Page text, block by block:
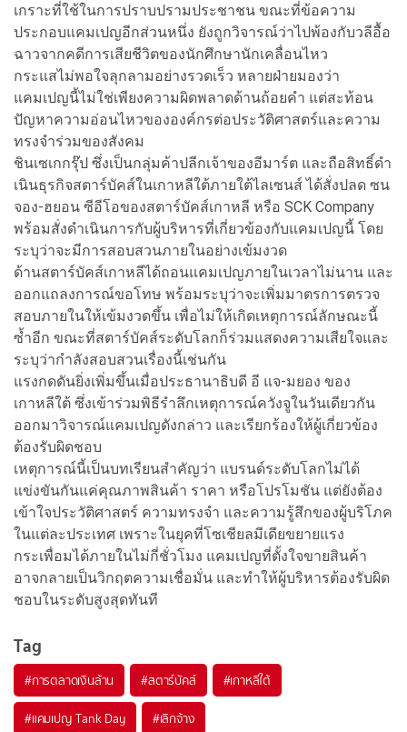
เกราะที่ใช้ในการปราบปรามประชาชน ขณะที่ข้อความ
ประกอบแคมเปญอีกส่วนหนึ่ง ยังถูกวิจารณ์ว่าไปพ้องกับวลีอื้อ
ฉาวจากคดีการเสียชีวิตของนักศึกษานักเคลื่อนไหว
กระแสไม่พอใจลุกลามอย่างรวดเร็ว หลายฝ่ายมองว่า
แคมเปญนี้ไม่ใช่เพียงความผิดพลาดด้านถ้อยคำ แต่สะท้อน
ปัญหาความอ่อนไหวขององค์กรต่อประวัติศาสตร์และความ
ทรงจำร่วมของสังคม
ชินเซเกกรุ๊ป ซึ่งเป็นกลุ่มค้าปลีกเจ้าของอีมาร์ต และถือสิทธิ์ดำ
เนินธุรกิจสตาร์บัคส์ในเกาหลีใต้ภายใต้ไลเซนส์ ได้สั่งปลด ซน
จอง-ฮยอน ซีอีโอของสตาร์บัคส์เกาหลี หรือ SCK Company
พร้อมสั่งดำเนินการกับผู้บริหารที่เกี่ยวข้องกับแคมเปญนี้ โดย
ระบุว่าจะมีการสอบสวนภายในอย่างเข้มงวด
ด้านสตาร์บัคส์เกาหลีได้ถอนแคมเปญภายในเวลาไม่นาน และ
ออกแถลงการณ์ขอโทษ พร้อมระบุว่าจะเพิ่มมาตรการตรวจ
สอบภายในให้เข้มงวดขึ้น เพื่อไม่ให้เกิดเหตุการณ์ลักษณะนี้
ซ้ำอีก ขณะที่สตาร์บัคส์ระดับโลกก็ร่วมแสดงความเสียใจและ
ระบุว่ากำลังสอบสวนเรื่องนี้เช่นกัน
แรงกดดันยิ่งเพิ่มขึ้นเมื่อประธานาธิบดี อี แจ-มยอง ของ
เกาหลีใต้ ซึ่งเข้าร่วมพิธีรำลึกเหตุการณ์ควังจูในวันเดียวกัน
ออกมาวิจารณ์แคมเปญดังกล่าว และเรียกร้องให้ผู้เกี่ยวข้อง
ต้องรับผิดชอบ
เหตุการณ์นี้เป็นบทเรียนสำคัญว่า แบรนด์ระดับโลกไม่ได้
แข่งขันกันแค่คุณภาพสินค้า ราคา หรือโปรโมชัน แต่ยังต้อง
เข้าใจประวัติศาสตร์ ความทรงจำ และความรู้สึกของผู้บริโภค
ในแต่ละประเทศ เพราะในยุคที่โซเชียลมีเดียขยายแรง
กระเพื่อมได้ภายในไม่กี่ชั่วโมง แคมเปญที่ตั้งใจขายสินค้า
อาจกลายเป็นวิกฤตความเชื่อมั่น และทำให้ผู้บริหารต้องรับผิด
ชอบในระดับสูงสุดทันที
Tag
#การตลาดเงินล้าน #สตาร์บัคส์ #เกาหลีใต้
#แคมเปญ Tank Day #เลิกจ้าง